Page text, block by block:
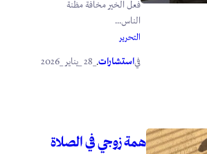
فعل الخير مخافة مظنة
الناس...
التحرير
فياستشارات.
همة زوجي في الصلاة